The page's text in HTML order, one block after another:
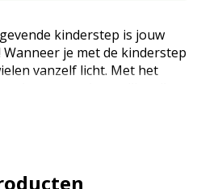
kinderstep is jouw
je met de kinderstep
vanzelf licht. Met het
super snel en veilig stil.
hoogtes
met LED-verlichting